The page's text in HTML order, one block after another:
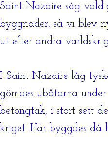
Saint Nazaire såg
byggnader, så vi blev
ut efter andra
I Saint Nazaire låg
gömdes ubåtarna
betongtak, i stort sett
kriget. Här byggdes då